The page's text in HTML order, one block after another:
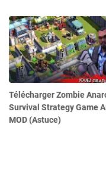
Télécharger Zombie
Survival Strategy Game
MOD (Astuce)